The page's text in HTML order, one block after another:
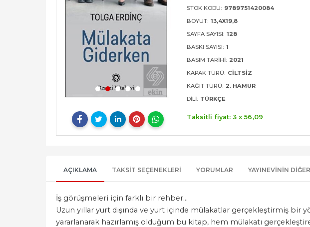
STOK KODU: 9789751420084
BOYUT: 13,4X19,8
SAYFA SAYISI: 128
BASKI SAYISI: 1
BASIM TARIHI: 2021
KAPAK TÜRÜ: CILTSIZ
KAĞIT TÜRÜ: 2. HAMUR
DILI: TÜRKÇE
Taksitli fiyat: 3 x56 ,09
AÇIKLAMA TAKSIT SEÇENEKLERI YORUMLAR YAYINEVININ
İş görüşmeleri için farklı bir rehber...
Uzun yıllar yurt dışında ve yurt içinde mülakatlar gerçekleştirmiş
yararlanarak hazırlamış olduğum bu kitap, hem mülakatı